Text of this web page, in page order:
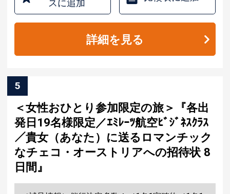
スに追加
詳細を見る
5
＜女性おひとり参加限定の旅＞『各出
発日19名様限定／ｴﾐﾚｰﾂ航空ﾋﾞｼﾞﾈｽｸﾗｽ
／貴女（あなた）に送るロマンチック
なチェコ・オーストリアへの招待状 8
日間』